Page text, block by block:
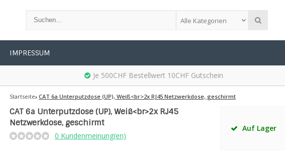
Alle Kategorien
IMPRESSUM
Je 500CHF Bestellwert 10CHF Gutschein
Startseite CAT 6a Unterputzdose (UP), Weiß<br>2x RJ45 Netzwerkdose, geschirmt
CAT 6a Unterputzdose (UP), Weiß<br>2x RJ45
Netzwerkdose, geschirmt
0 Kundenmeinung(en)
Auf Lager